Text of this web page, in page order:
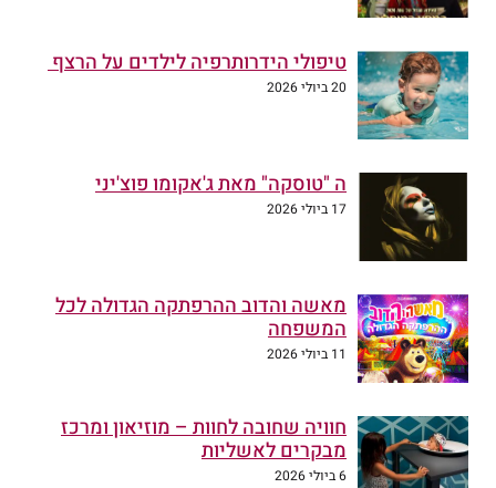
טיפולי הידרותרפיה לילדים על הרצף
20 ביולי 2026
ה "טוסקה" מאת ג'אקומו פוצ'יני
17 ביולי 2026
מאשה והדוב ההרפתקה הגדולה לכל
המשפחה
11 ביולי 2026
חוויה שחובה לחוות – מוזיאון ומרכז
מבקרים לאשליות
6 ביולי 2026